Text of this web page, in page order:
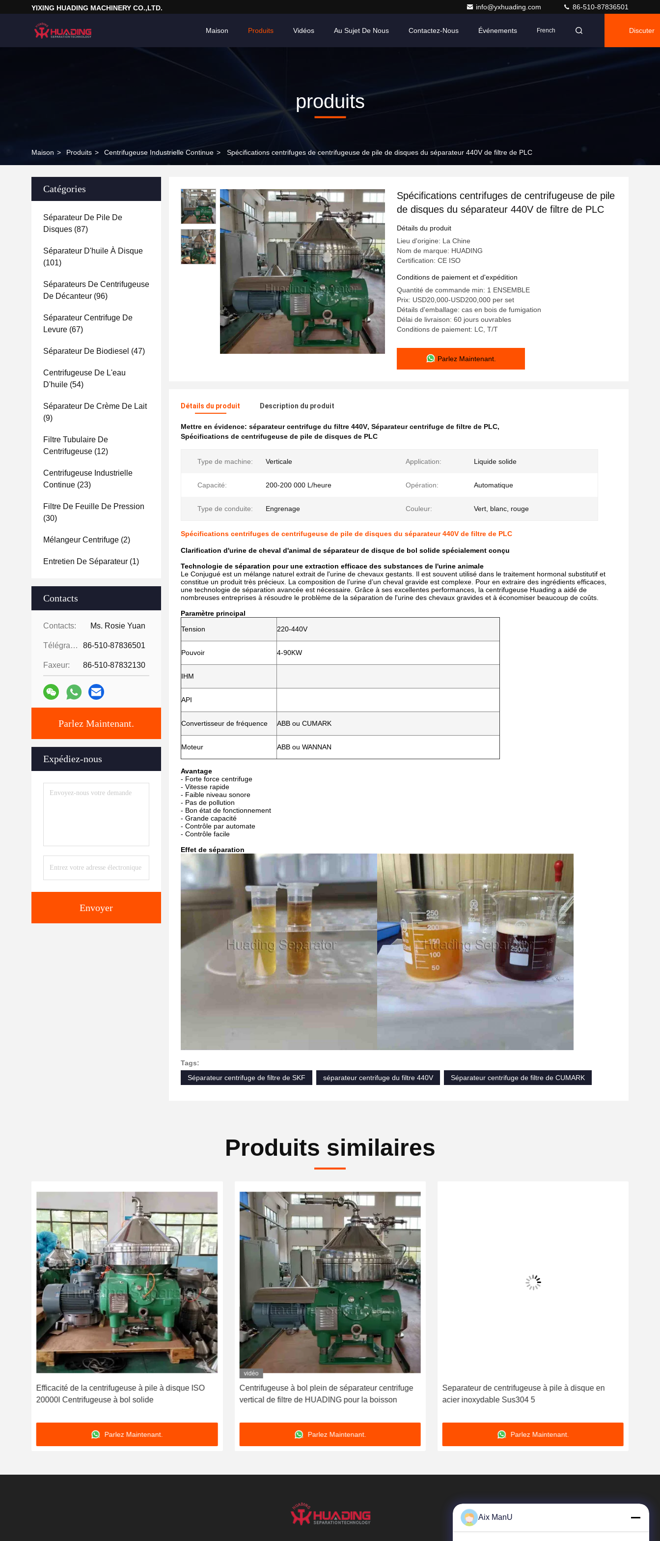
YIXING HUADING MACHINERY CO.,LTD. info@yxhuading.com 86-510-87836501
Maison Produits Vidéos Au Sujet De Nous Contactez-Nous Événements French Discuter
produits
Maison > Produits > Centrifugeuse Industrielle Continue > Spécifications centrifuges de centrifugeuse de pile de disques du séparateur 440V de filtre de PLC
Catégories
Séparateur De Pile De
Disques (87)
Séparateur D'huile À Disque
(101)
Séparateurs De Centrifugeuse
De Décanteur (96)
Séparateur Centrifuge De
Levure (67)
Séparateur De Biodiesel (47)
Centrifugeuse De L'eau
D'huile (54)
Séparateur De Crème De Lait
(9)
Filtre Tubulaire De
Centrifugeuse (12)
Centrifugeuse Industrielle
Continue (23)
Filtre De Feuille De Pression
(30)
Mélangeur Centrifuge (2)
Entretien De Séparateur (1)
Contacts
Contacts: Ms. Rosie Yuan
Télégramme: 86-510-87836501
Faxeur: 86-510-87832130
Parlez Maintenant.
Expédiez-nous
Envoyer
Spécifications centrifuges de centrifugeuse de pile
de disques du séparateur 440V de filtre de PLC
Détails du produit
Lieu d'origine: La Chine
Nom de marque: HUADING
Certification: CE ISO
Conditions de paiement et d'expédition
Quantité de commande min: 1 ENSEMBLE
Prix: USD20,000-USD200,000 per set
Détails d'emballage: cas en bois de fumigation
Délai de livraison: 60 jours ouvrables
Conditions de paiement: LC, T/T
Parlez Maintenant.
Détails du produit Description du produit
Mettre en évidence: séparateur centrifuge du filtre 440V, Séparateur centrifuge de filtre de PLC,
Spécifications de centrifugeuse de pile de disques de PLC
Type de machine: Verticale Application: Liquide solide
Capacité: 200-200 000 L/heure Opération: Automatique
Type de conduite: Engrenage Couleur: Vert, blanc, rouge
Spécifications centrifuges de centrifugeuse de pile de disques du séparateur 440V de filtre de PLC
Clarification d'urine de cheval d'animal de séparateur de disque de bol solide spécialement conçu
Technologie de séparation pour une extraction efficace des substances de l'urine animale
Le Conjugué est un mélange naturel extrait de l'urine de chevaux gestants. Il est souvent utilisé dans le traitement hormonal substitutif et
constitue un produit très précieux. La composition de l’urine d’un cheval gravide est complexe. Pour en extraire des ingrédients efficaces,
une technologie de séparation avancée est nécessaire. Grâce à ses excellentes performances, la centrifugeuse Huading a aidé de
nombreuses entreprises à résoudre le problème de la séparation de l'urine des chevaux gravides et à économiser beaucoup de coûts.
Paramètre principal
Tension
220-440V
Pouvoir 4-90KW
IHM
API
Convertisseur de fréquence ABB ou CUMARK
Moteur ABB ou WANNAN
Avantage
- Forte force centrifuge
- Vitesse rapide
- Faible niveau sonore
- Pas de pollution
- Bon état de fonctionnement
- Grande capacité
- Contrôle par automate
- Contrôle facile
Effet de séparation
Tags:
Séparateur centrifuge de filtre de SKF
séparateur centrifuge du filtre 440V Séparateur centrifuge de filtre de CUMARK
Produits similaires
Efficacité de la centrifugeuse à pile à disque ISO
20000l Centrifugeuse à bol solide
Parlez Maintenant.
vidéo
Centrifugeuse à bol plein de séparateur centrifuge
vertical de filtre de HUADING pour la boisson
Parlez Maintenant.
Separateur de centrifugeuse à pile à disque en
acier inoxydable Sus304 5
Parlez Maintenant.
Aix ManU